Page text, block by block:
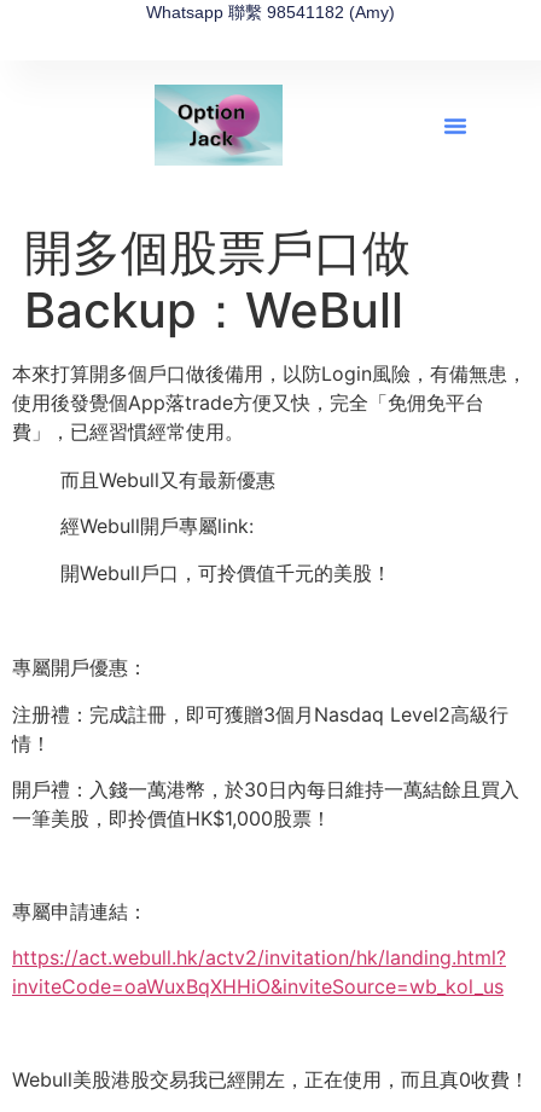
Whatsapp 聯繫 98541182 (Amy)
開多個股票戶口做
Backup：WeBull
本來打算開多個戶口做後備用，以防Login風險，有備無患，
使用後發覺個App落trade方便又快，完全「免佣免平台
費」，已經習慣經常使用。
而且Webull又有最新優惠
經Webull開戶專屬link:
開Webull戶口，可拎價值千元的美股！
專屬開戶優惠：
注册禮：完成註冊，即可獲贈3個月Nasdaq Level2高級行
情！
開戶禮：入錢一萬港幣，於30日內每日維持一萬結餘且買入
一筆美股，即拎價值HK$1,000股票！
專屬申請連結：
https://act.webull.hk/actv2/invitation/hk/landing.html?
inviteCode=oaWuxBqXHHiO&inviteSource=wb_kol_us
Webull美股港股交易我已經開左，正在使用，而且真0收費！